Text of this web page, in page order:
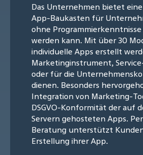
Das Unternehmen bietet
App-Baukasten für
ohne
werden kann. Mit über 30
individuelle Apps erstellt
Marketinginstrument,
oder für die
dienen. Besonders
Integration von Marketing-
DSGVO-Konformität der auf
Servern gehosteten Apps.
Beratung unterstützt
Erstellung ihrer App.